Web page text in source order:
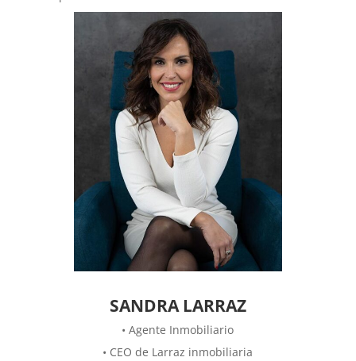
SANDRA LARRAZ
• Agente Inmobiliario
• CEO de Larraz inmobiliaria